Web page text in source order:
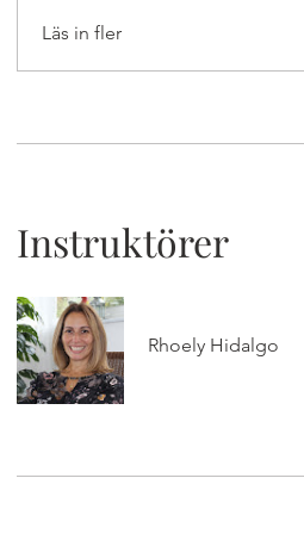
Läs in fler
Instruktörer
Rhoely Hidalgo